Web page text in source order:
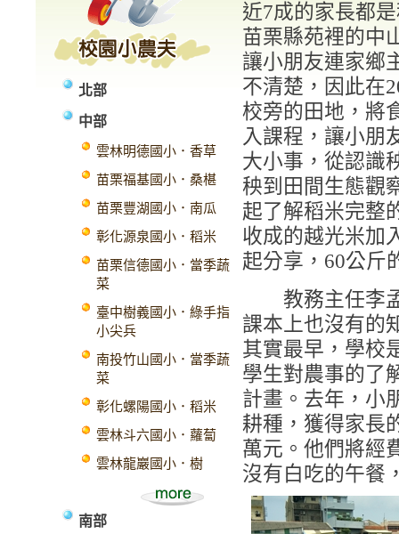
北部
中部
雲林明德國小．香草
苗栗福基國小．桑椹
苗栗豐湖國小．南瓜
彰化源泉國小．稻米
苗栗信德國小．當季蔬
菜
臺中樹義國小．綠手指
小尖兵
南投竹山國小．當季蔬
菜
彰化螺陽國小．稻米
雲林斗六國小．蘿蔔
雲林龍巖國小．樹
南部
近7成的家長都
苗栗縣苑裡的中
讓小朋友連家鄉
不清楚，因此在
校旁的田地，將
入課程，讓小朋
大小事，從認識
秧到田間生態觀
起了解稻米完整
收成的越光米加
起分享，60公斤
教務主任李孟
課本上也沒有的
其實最早，學校
學生對農事的了
計畫。去年，小
耕種，獲得家長
萬元。他們將經
沒有白吃的午餐